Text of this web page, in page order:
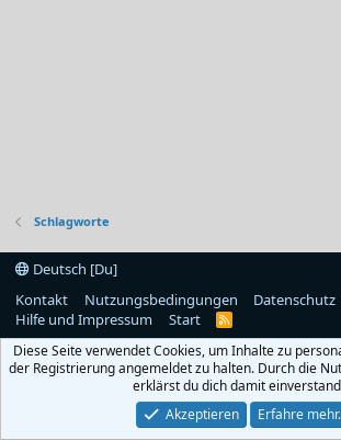
Schlagworte
Deutsch [Du]
Kontakt
Nutzungsbedingungen
Datenschutz
Hilfe und Impressum
Start
R
S
Diese Seite verwendet Cookies, um Inhalte zu
der Registrierung angemeldet zu halten. Durch die
erklärst du dich damit
Akzeptieren
Erfahre